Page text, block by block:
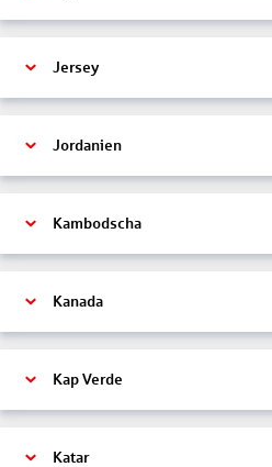
Jersey
Jordanien
Kambodscha
Kanada
Kap Verde
Katar